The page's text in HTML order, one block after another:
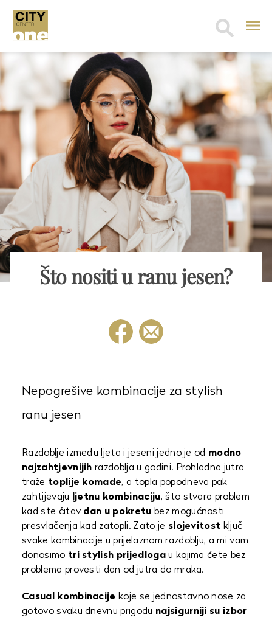
Search
Što nositi u ranu jesen?
Nepogrešive kombinacije za stylish
ranu jesen
Razdoblje između ljeta i jeseni jedno je od modno
najzahtjevnijih razdoblja u godini. Prohladna jutra
traže toplije komade, a topla popodneva pak
zahtijevaju
ljetnu kombinaciju, što stvara problem
kad ste čitav dan u pokretu bez mogućnosti
presvlačenja kad zatopli. Zato je slojevitost ključ
svake kombinacije u prijelaznom razdoblju, a mi vam
donosimo tri stylish prijedlogau kojima ćete bez
problema provesti dan od jutra do mraka.
Casual kombinacije koje se jednostavno nose za
gotovo svaku dnevnu prigodu najsigurniji su izbor